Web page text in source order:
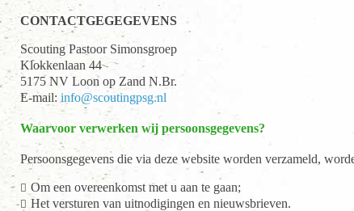
CONTACTGEGEGEVENS
Scouting Pastoor Simonsgroep
Klokkenlaan 44
5175 NV Loon op Zand N.Br.
E-mail: info@scoutingpsg.nl
Waarvoor verwerken wij persoonsgegevens?
Persoonsgegevens die via deze website worden verzameld,
Om een overeenkomst met u aan te gaan;
Het versturen van uitnodigingen en nieuwsbrieven.